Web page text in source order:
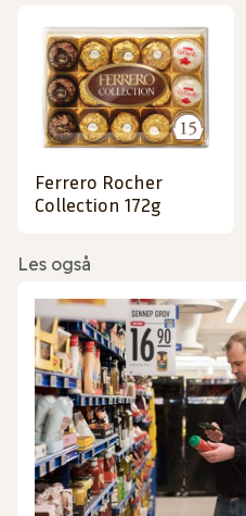
Ferrero Rocher
Collection 172g
Les også